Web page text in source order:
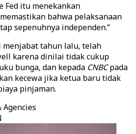
Fed itu menekankan
bahwa pelaksanaan
sepenuhnya independen.”
menjabat tahun lalu, telah
karena dinilai tidak cukup
bunga, dan kepada CNBCpada
kecewa jika ketua baru tidak
pinjaman.
Agencies